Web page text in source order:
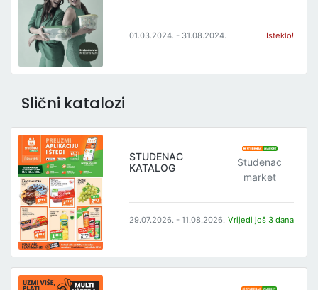
01.03.2024. - 31.08.2024. Isteklo!
Slični katalozi
STUDENAC
KATALOG
Studenac
market
29.07.2026. - 11.08.2026. Vrijedi još 3 dana